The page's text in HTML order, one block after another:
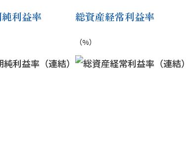
利益率 総資産経常利益率
（%）